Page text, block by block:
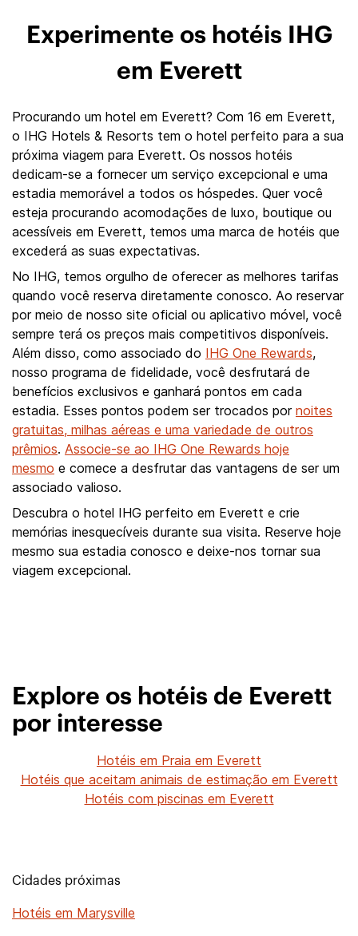
Experimente os hotéis IHG
em Everett
Procurando um hotel em Everett? Com 16 em Everett,
o IHG Hotels & Resorts tem o hotel perfeito para a sua
próxima viagem para Everett. Os nossos hotéis
dedicam-se a fornecer um serviço excepcional e uma
estadia memorável a todos os hóspedes. Quer você
esteja procurando acomodações de luxo, boutique ou
acessíveis em Everett, temos uma marca de hotéis que
excederá as suas expectativas.
No IHG, temos orgulho de oferecer as melhores tarifas
quando você reserva diretamente conosco. Ao reservar
por meio de nosso site oficial ou aplicativo móvel, você
sempre terá os preços mais competitivos disponíveis.
Além disso, como associado do IHG One Rewards,
nosso programa de fidelidade, você desfrutará de
benefícios exclusivos e ganhará pontos em cada
estadia. Esses pontos podem ser trocados por noites
gratuitas, milhas aéreas e uma variedade de outros
prêmios. Associe-se ao IHG One Rewards hoje
mesmo e comece a desfrutar das vantagens de ser um
associado valioso.
Descubra o hotel IHG perfeito em Everett e crie
memórias inesquecíveis durante sua visita. Reserve hoje
mesmo sua estadia conosco e deixe-nos tornar sua
viagem excepcional.
Explore os hotéis de Everett
por interesse
Hotéis em Praia em Everett
Hotéis que aceitam animais de estimação em Everett
Hotéis com piscinas em Everett
Cidades próximas
Hotéis em Marysville